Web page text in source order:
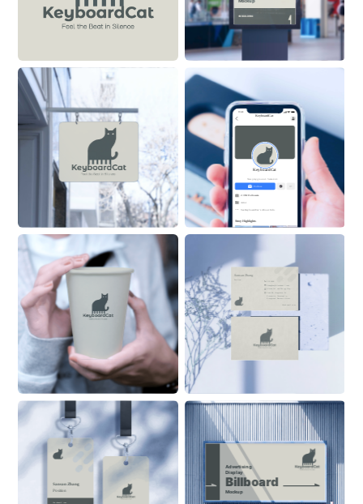
Mockup
ON BUILDING
Stroy Highlights
9:41
KeyboardCat
KeyboardCat
New playground. Same kid.
2.3M Followers
Actor
See KeyboardCat ’s About Info
Follow
Sansan Zhang
Position
ZhangSan@Alaskanoil.com
Alaska Oil and Energy Corp.
Lane 88, Happiness &
Prosperity Community,
Prosperous Business Street
Alaskanoil.com
Alaskanoil.com
Sansan Zhang
Position
Advertising
Display
Billboard
Mockup